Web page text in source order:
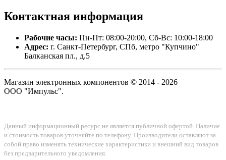
Контактная информация
Рабочие часы: Пн-Пт: 08:00-20:00, Сб-Вс: 10:00-18:00
Адрес: г. Санкт-Петербург, СПб, метро "Купчино"
Балканская пл., д.5
Магазин электронных компонентов © 2014 - 2026
ООО "Импульс".
Данный информационный ресурс не является публичной офертой. Наличие
и стоимость товаров уточняйте по телефону. Производители оставляют за
собой право изменять технические характеристики и внешний вид товаров
без предварительного уведомления.